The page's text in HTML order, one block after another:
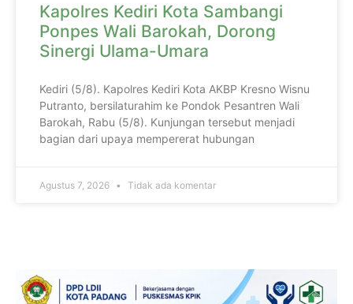
Kapolres Kediri Kota Sambangi
Ponpes Wali Barokah, Dorong
Sinergi Ulama-Umara
Kediri (5/8). Kapolres Kediri Kota AKBP Kresno Wisnu
Putranto, bersilaturahim ke Pondok Pesantren Wali
Barokah, Rabu (5/8). Kunjungan tersebut menjadi
bagian dari upaya mempererat hubungan
Agustus 7, 2026 Tidak ada komentar